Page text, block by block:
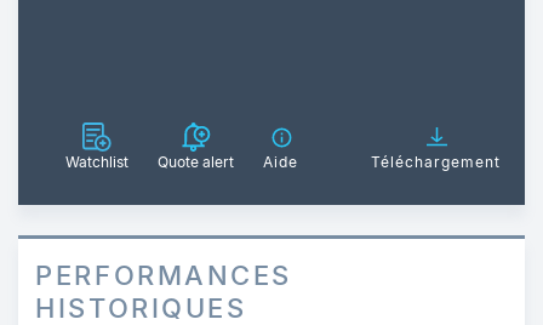
Watchlist Quote alert Aide Téléchargement
PERFORMANCES
HISTORIQUES